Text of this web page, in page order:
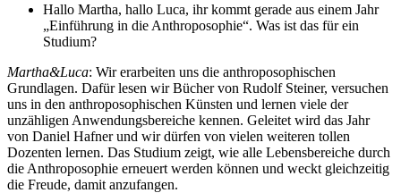
Hallo Martha, hallo Luca, ihr kommt gerade aus einem Jahr
„Einführung in die Anthroposophie“. Was ist das für ein
Studium?
Martha&Luca: Wir erarbeiten uns die anthroposophischen
Grundlagen. Dafür lesen wir Bücher von Rudolf Steiner, versuchen
uns in den anthroposophischen Künsten und lernen viele der
unzähligen Anwendungsbereiche kennen. Geleitet wird das Jahr
von Daniel Hafner und wir dürfen von vielen weiteren tollen
Dozenten lernen. Das Studium zeigt, wie alle Lebensbereiche durch
die Anthroposophie erneuert werden können und weckt gleichzeitig
die Freude, damit anzufangen.